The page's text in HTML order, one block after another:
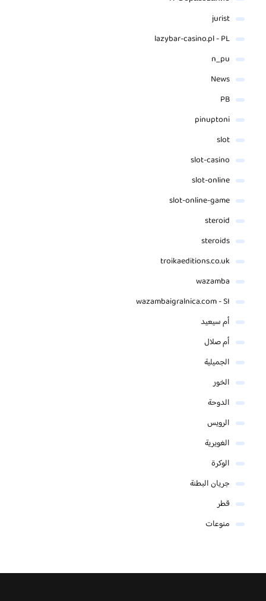
jurist
lazybar-casino.pl - PL
n_pu
News
PB
pinuptoni
slot
slot-casino
slot-online
slot-online-game
steroid
steroids
troikaeditions.co.uk
wazamba
wazambaigralnica.com - SI
أم سيعيد
أم صلال
الجميلية
الخور
الدوحة
الرويس
الغويرية
الوكرة
جريان البطنة
قطر
منوعات